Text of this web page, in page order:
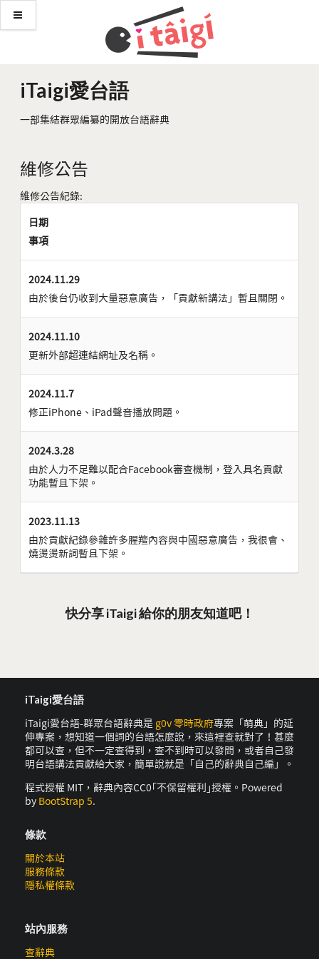
iTaigi愛台語
一部集結群眾編纂的開放台語辭典
維修公告
維修公告紀錄:
日期
事項
2024.11.29
由於後台仍收到大量惡意廣告，「貢獻新講法」暫且關閉。
2024.11.10
更新外部超連結網址及名稱。
2024.11.7
修正iPhone、iPad聲音播放問題。
2024.3.28
由於人力不足難以配合Facebook審查機制，登入具名貢獻
功能暫且下架。
2023.11.13
由於貢獻紀錄參雜許多腥羶內容與中國惡意廣告，我很會、
燒燙燙新詞暫且下架。
快分享 iTaigi 給你的朋友知道吧！
iTaigi愛台語
iTaigi愛台語-群眾台語辭典是 g0v 零時政府專案「萌典」的延
伸專案，想知道一個詞的台語怎麼說，來這裡查就對了！甚麼
都可以查，但不一定查得到，查不到時可以發問，或者自己發
明台語講法貢獻給大家，簡單說就是「自己的辭典自己編」。
程式授權 MIT，辭典內容CC0｢不保留權利｣授權。Powered
by BootStrap 5.
條款
關於本站
服務條款
隱私權條款
站內服務
查辭典